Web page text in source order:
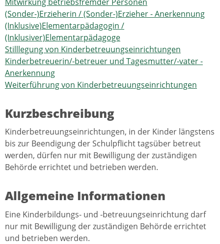
(Sonder-)Erzieherin / (Sonder-)Erzieher - Anerkennung
(Inklusive)Elementarpädagogin /
(Inklusiver)Elementarpädagoge
Stilllegung von Kinderbetreuungseinrichtungen
Kinderbetreuerin/-betreuer und Tagesmutter/-vater -
Anerkennung
Weiterführung von Kinderbetreuungseinrichtungen
Kurzbeschreibung
Kinderbetreuungseinrichtungen, in der Kinder längstens
bis zur Beendigung der Schulpflicht tagsüber betreut
werden, dürfen nur mit Bewilligung der zuständigen
Behörde errichtet und betrieben werden.
Allgemeine Informationen
Eine Kinderbildungs- und -betreuungseinrichtung darf
nur mit Bewilligung der zuständigen Behörde errichtet
und betrieben werden.